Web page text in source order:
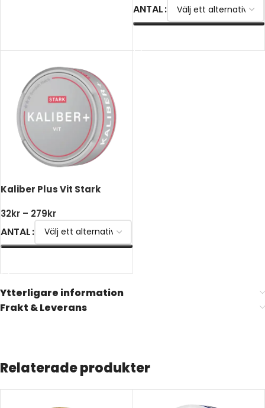
ANTAL
Kaliber Plus Vit Stark
32kr – 279kr
ANTAL
Ytterligare information
Frakt & Leverans
Relaterade produkter